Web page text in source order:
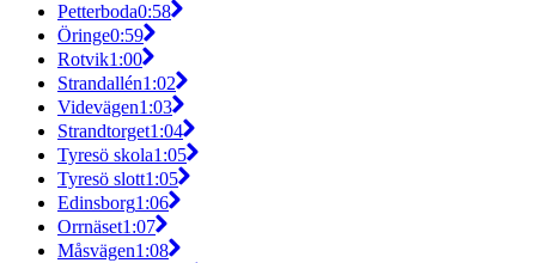
Petterboda0:58
Öringe0:59
Rotvik1:00
Strandallén1:02
Videvägen1:03
Strandtorget1:04
Tyresö skola1:05
Tyresö slott1:05
Edinsborg1:06
Orrnäset1:07
Måsvägen1:08